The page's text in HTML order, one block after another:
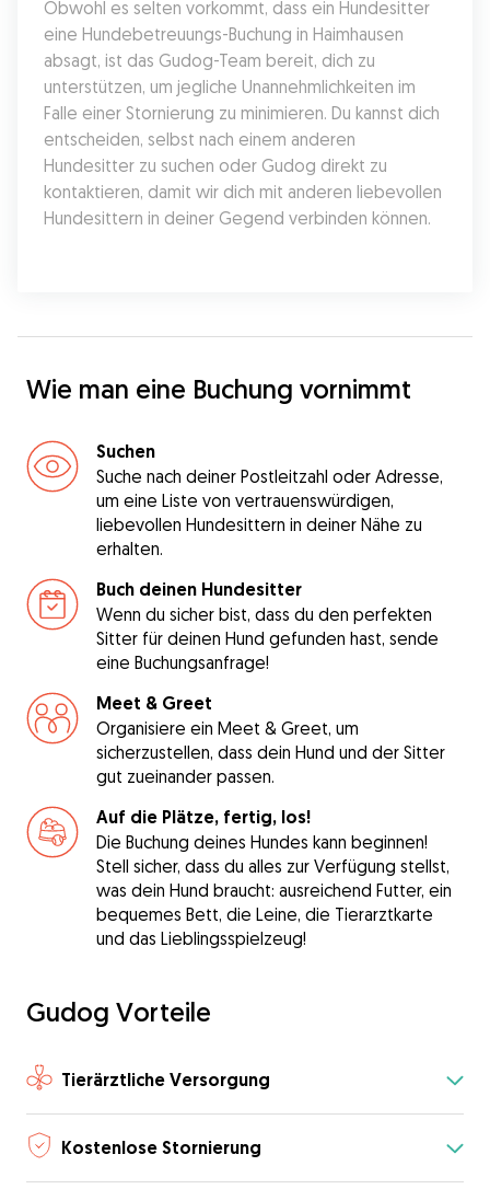
Obwohl es selten vorkommt, dass ein Hundesitter
eine Hundebetreuungs-Buchung in Haimhausen
absagt, ist das Gudog-Team bereit, dich zu
unterstützen, um jegliche Unannehmlichkeiten im
Falle einer Stornierung zu minimieren. Du kannst dich
entscheiden, selbst nach einem anderen
Hundesitter zu suchen oder Gudog direkt zu
kontaktieren, damit wir dich mit anderen liebevollen
Hundesittern in deiner Gegend verbinden können.
Wie man eine Buchung vornimmt
Suchen
Suche nach deiner Postleitzahl oder Adresse,
um eine Liste von vertrauenswürdigen,
liebevollen Hundesittern in deiner Nähe zu
erhalten.
Buch deinen Hundesitter
Wenn du sicher bist, dass du den perfekten
Sitter für deinen Hund gefunden hast, sende
eine Buchungsanfrage!
Meet & Greet
Organisiere ein Meet & Greet, um
sicherzustellen, dass dein Hund und der Sitter
gut zueinander passen.
Auf die Plätze, fertig, los!
Die Buchung deines Hundes kann beginnen!
Stell sicher, dass du alles zur Verfügung stellst,
was dein Hund braucht: ausreichend Futter, ein
bequemes Bett, die Leine, die Tierarztkarte
und das Lieblingsspielzeug!
Gudog Vorteile
Tierärztliche Versorgung
Kostenlose Stornierung